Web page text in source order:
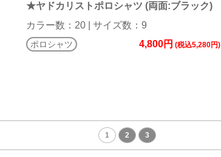
★ヤドカリストポロシャツ (両面:ブラック)
カラー数：20 | サイズ数：9
ポロシャツ 4,800円 (税込5,280円)
1 2 3